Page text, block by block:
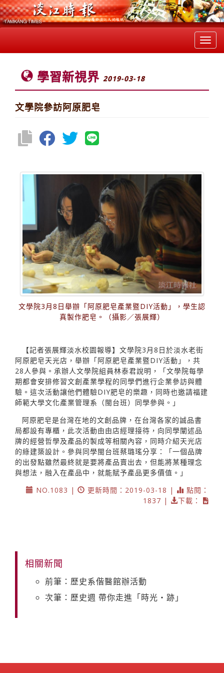
學習新視界 2019-03-18
文學院參訪阿原肥皂
文學院3月8日舉辦「阿原肥皂產業暨DIY活動」，學生認
真製作肥皂。（攝影／張展輝）
【記者張展輝淡水校園報導】文學院3月8日於淡水老街
阿原肥皂天光店，舉辦「阿原肥皂產業暨DIY活動」，共
28人參與。承辦人文學院組員林泰君說明，「文學院每學
期都會安排修習文創產業學程的同學們進行企業參訪與體
驗。這次活動讓他們體驗DIY肥皂的樂趣，同時也邀請福建
師範大學文化產業管理系（閩台班）同學參與。」
阿原肥皂是台灣在地的文創品牌，在台灣各家的誠品書
局都設有專櫃，此次活動由由店經理接待，向同學闡述品
牌的經營哲學及產品的製成等相關內容，同時介紹天光店
的綠建築設計。參與同學閩台班蔡璐瑤分享：「一個品牌
的出發點雖然最終就是要將產品賣出去，但能將某種理念
與想法，融入在產品中，就能賦予產品更多價值。」
NO.1083 |
更新時間：2019-03-18 |
點閱：
1837 |
下載：
相關新聞
前筆：歷史系偕醫館辦活動
次筆：歷史週 帶你走進「時光‧跡」